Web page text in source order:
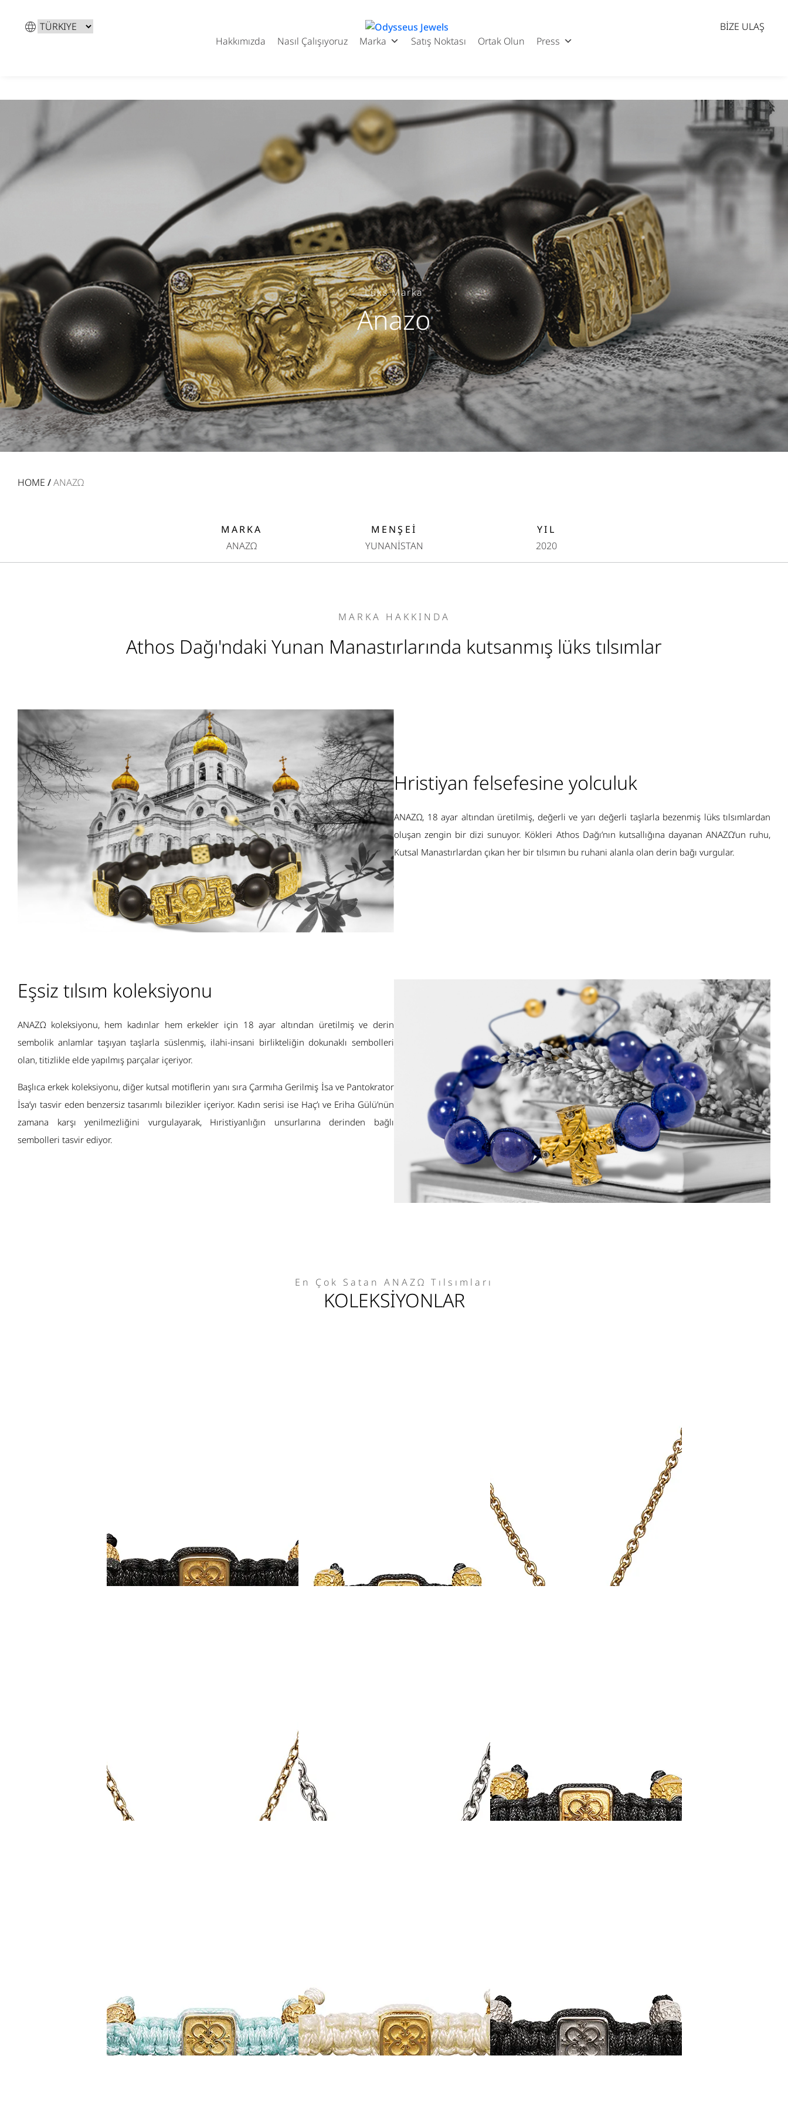
Dil
Odysseus
Jewels
BIZE ULAŞ
Hakkımızda
Nasıl Çalışıyoruz Marka Satış Noktası Ortak Olun Press
Lüks Marka
Anazo
HOME /ΑΝΑΖΩ
MARKA
ΑΝΑΖΩ
MENŞEİ
YUNANİSTAN
YIL
2020
MARKA HAKKINDA
Athos Dağı'ndaki Yunan Manastırlarında kutsanmış lüks tılsımlar
Hristiyan felsefesine yolculuk
ANAZΩ, 18 ayar altından üretilmiş, değerli ve yarı değerli taşlarla bezenmiş lüks tılsımlardan
oluşan zengin bir dizi sunuyor. Kökleri Athos Dağı’nın kutsallığına dayanan ANAZΩ’un ruhu,
Kutsal Manastırlardan çıkan her bir tılsımın bu ruhani alanla olan derin bağı vurgular.
Eşsiz tılsım koleksiyonu
ANAZΩ koleksiyonu, hem kadınlar hem erkekler için 18 ayar altından üretilmiş ve derin
sembolik anlamlar taşıyan taşlarla süslenmiş, ilahi-insani birlikteliğin dokunaklı sembolleri
olan, titizlikle elde yapılmış parçalar içeriyor.
Başlıca erkek koleksiyonu, diğer kutsal motiflerin yanı sıra Çarmıha Gerilmiş İsa ve Pantokrator
İsa’yı tasvir eden benzersiz tasarımlı bilezikler içeriyor. Kadın serisi ise Haç’ı ve Eriha Gülü’nün
zamana karşı yenilmezliğini vurgulayarak, Hıristiyanlığın unsurlarına derinden bağlı
sembolleri tasvir ediyor.
En Çok Satan ΑΝΑΖΩ Tılsımları
KOLEKSİYONLAR